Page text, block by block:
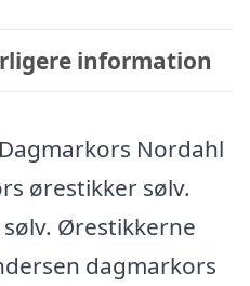
information
Nordahl
ørestikker sølv.
Ørestikkerne
dagmarkors